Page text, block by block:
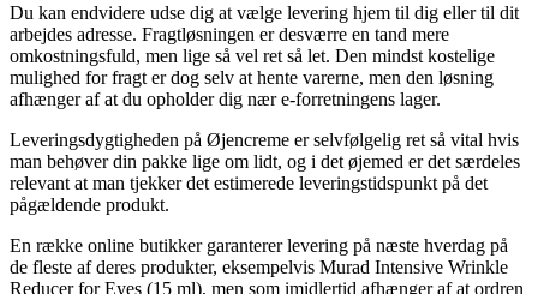
Du kan endvidere udse dig at vælge levering hjem til dig eller til dit
arbejdes adresse. Fragtløsningen er desværre en tand mere
omkostningsfuld, men lige så vel ret så let. Den mindst kostelige
mulighed for fragt er dog selv at hente varerne, men den løsning
afhænger af at du opholder dig nær e-forretningens lager.
Leveringsdygtigheden på Øjencreme er selvfølgelig ret så vital hvis
man behøver din pakke lige om lidt, og i det øjemed er det særdeles
relevant at man tjekker det estimerede leveringstidspunkt på det
pågældende produkt.
En række online butikker garanterer levering på næste hverdag på
de fleste af deres produkter, eksempelvis Murad Intensive Wrinkle
Reducer for Eyes (15 ml), men som imidlertid afhænger af at ordren